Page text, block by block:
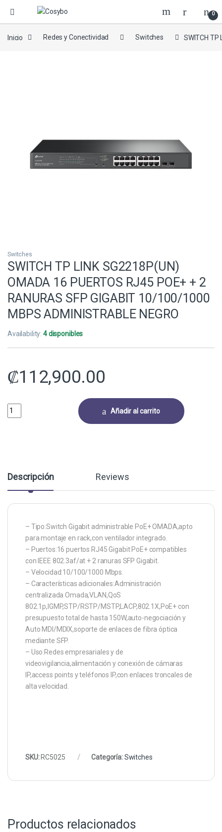
0
Inicio Redes y Conectividad Switches SWITCH TP
Switches
SWITCH TP LINK SG2218P(UN)
OMADA 16 PUERTOS RJ45 POE+ + 2
RANURAS SFP GIGABIT 10/100/1000
MBPS ADMINISTRABLE NEGRO
Availability:4 disponibles
₡112,900.00
SWITCH TP LINK SG2218P(UN) OMADA 16 PUERTOS RJ45 POE+ +
Añadir al carrito
Descripción Reviews
– Tipo:Switch Gigabit administrable PoE+ OMADA,apto
para montaje en rack,con ventilador integrado.
– Puertos:16 puertos RJ45 Gigabit PoE+ compatibles
con IEEE 802.3af/at + 2 ranuras SFP Gigabit.
– Velocidad:10/100/1000 Mbps.
– Características adicionales:Administración
centralizada Omada,VLAN,QoS
802.1p,IGMP,STP/RSTP/MSTP,LACP,802.1X,PoE+ con
presupuesto total de hasta 150W,auto-negociación y
Auto MDI/MDIX,soporte de enlaces de fibra óptica
mediante SFP.
– Uso:Redes empresariales y de
videovigilancia,alimentación y conexión de cámaras
IP,access points y teléfonos IP,con enlaces troncales de
alta velocidad.
SKU: RC5025 Categoría:Switches
Productos relacionados